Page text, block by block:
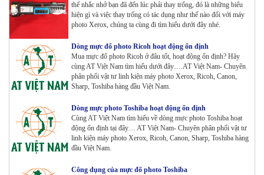
Máy Photocopy Konica Minolta Bizhub 360i Renew
Tham Khảo
Máy Photocopy màu Toshiba E-Studio 4515AC Renew
Tham Khảo
Máy Photocopy màu Toshiba E-Studio 5015AC Renew
Tham Khảo
thể nhắc nhở bạn đã đến lúc phải thay trống, đó là những biểu
hiện gì và việc thay trống có tác dụng như thế nào đối với máy
photo Xerox, chúng ta cùng đi tìm hiểu dưới đây nhé.
Dòng mực đổ photo Ricoh hoạt động ổn định
Mua mực đổ photo Ricoh ở đâu tốt, hoạt động ổn định? Hãy
cùng AT Việt Nam tìm hiểu dưới đây….AT Việt Nam- Chuyên
phân phối vật tư linh kiện máy photo Xerox, Ricoh, Canon,
Sharp, Toshiba hàng đầu Việt Nam.
Dòng mực photo Toshiba hoạt động ổn định
Cùng AT Việt Nam tìm hiểu về dòng mực photo Toshiba hoạt
động ổn định tại đây… AT Việt Nam- Chuyên phân phối vật tư
linh kiện máy photo Xerox, Ricoh, Canon, Sharp, Toshiba hàng
đầu Việt Nam.
Công dụng của mực đổ photo Toshiba